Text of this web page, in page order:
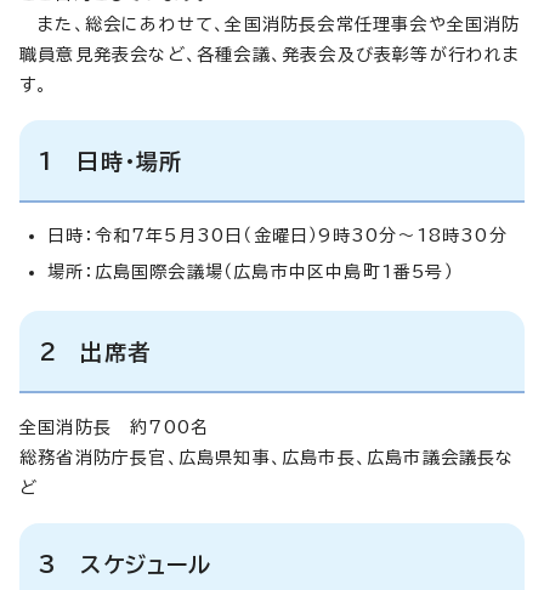
また、総会にあわせて、全国消防長会常任理事会や全国消防
職員意見発表会など、各種会議、発表会及び表彰等が行われま
す。
1 日時・場所
日時：令和7年5月30日（金曜日）9時30分～18時30分
場所：広島国際会議場（広島市中区中島町1番5号）
2 出席者
全国消防長 約700名
総務省消防庁長官、広島県知事、広島市長、広島市議会議長な
ど
3 スケジュール